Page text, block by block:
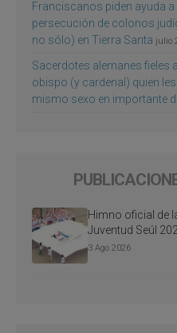
Franciscanos piden ayuda
persecución de colonos
no sólo) en Tierra Santa julio
Sacerdotes alemanes fieles
obispo (y cardenal) quien
mismo sexo en importante
Himno oficial de
Juventud Seúl
3 Ago 2026